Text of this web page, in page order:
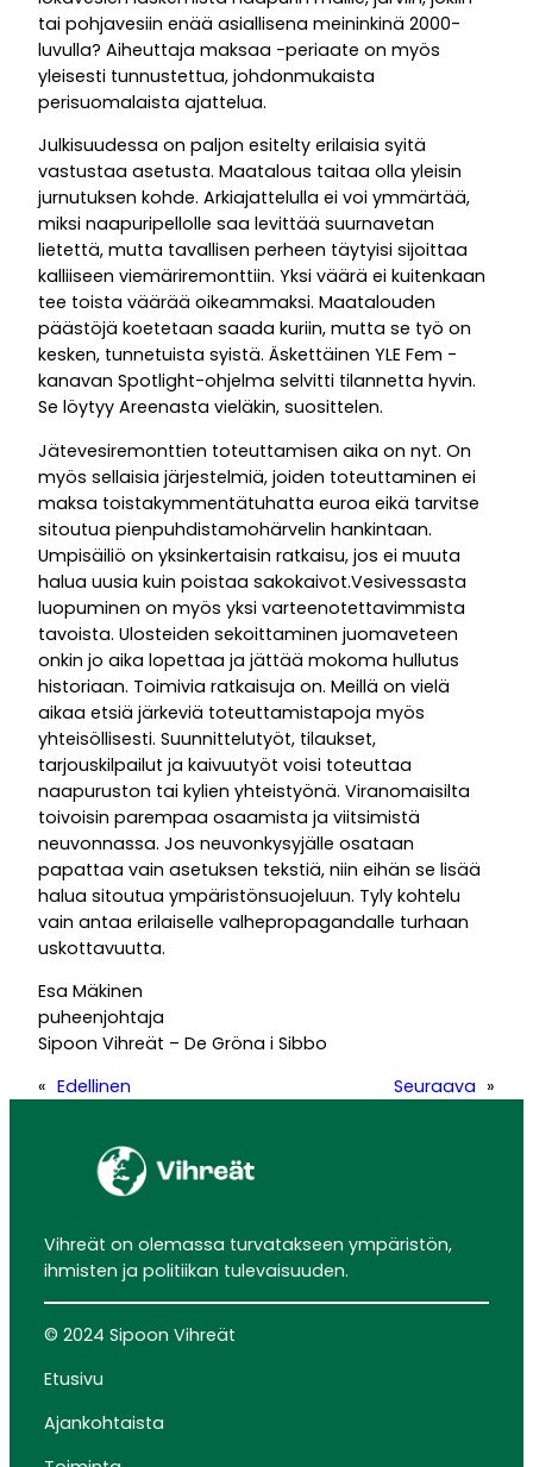
tai pohjavesiin enää asiallisena meininkinä 2000-
luvulla? Aiheuttaja maksaa -periaate on myös
yleisesti tunnustettua, johdonmukaista
perisuomalaista ajattelua.
Julkisuudessa on paljon esitelty erilaisia syitä
vastustaa asetusta. Maatalous taitaa olla yleisin
jurnutuksen kohde. Arkiajattelulla ei voi ymmärtää,
miksi naapuripellolle saa levittää suurnavetan
lietettä, mutta tavallisen perheen täytyisi sijoittaa
kalliiseen viemäriremonttiin. Yksi väärä ei kuitenkaan
tee toista väärää oikeammaksi. Maatalouden
päästöjä koetetaan saada kuriin, mutta se työ on
kesken, tunnetuista syistä. Äskettäinen YLE Fem -
kanavan Spotlight-ohjelma selvitti tilannetta hyvin.
Se löytyy Areenasta vieläkin, suosittelen.
Jätevesiremonttien toteuttamisen aika on nyt. On
myös sellaisia järjestelmiä, joiden toteuttaminen ei
maksa toistakymmentätuhatta euroa eikä tarvitse
sitoutua pienpuhdistamohärvelin hankintaan.
Umpisäiliö on yksinkertaisin ratkaisu, jos ei muuta
halua uusia kuin poistaa sakokaivot.Vesivessasta
luopuminen on myös yksi varteenotettavimmista
tavoista. Ulosteiden sekoittaminen juomaveteen
onkin jo aika lopettaa ja jättää mokoma hullutus
historiaan. Toimivia ratkaisuja on. Meillä on vielä
aikaa etsiä järkeviä toteuttamistapoja myös
yhteisöllisesti. Suunnittelutyöt, tilaukset,
tarjouskilpailut ja kaivuutyöt voisi toteuttaa
naapuruston tai kylien yhteistyönä. Viranomaisilta
toivoisin parempaa osaamista ja viitsimistä
neuvonnassa. Jos neuvonkysyjälle osataan
papattaa vain asetuksen tekstiä, niin eihän se lisää
halua sitoutua ympäristönsuojeluun. Tyly kohtelu
vain antaa erilaiselle valhepropagandalle turhaan
uskottavuutta.
Esa Mäkinen
puheenjohtaja
Sipoon Vihreät – De Gröna i Sibbo
« Edellinen Seuraava »
Vihreät on olemassa turvatakseen ympäristön,
ihmisten ja politiikan tulevaisuuden.
© 2024 Sipoon Vihreät
Etusivu
Ajankohtaista